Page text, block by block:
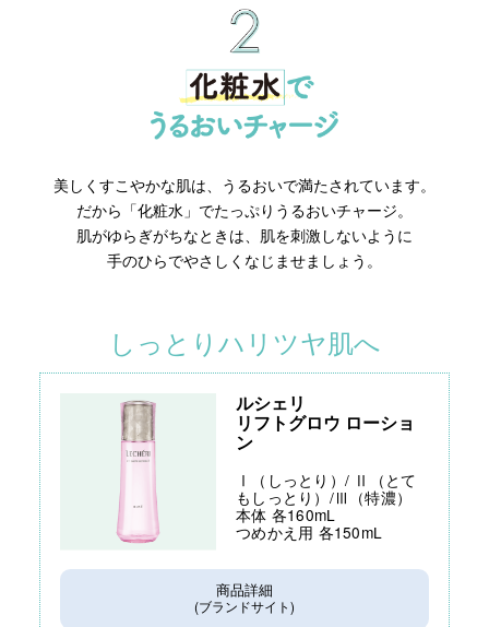
美しくすこやかな肌は、うるおいで満たされています。
だから「化粧水」でたっぷりうるおいチャージ。
肌がゆらぎがちなときは、肌を刺激しないように
手のひらでやさしくなじませましょう。
しっとりハリツヤ肌へ
ルシェリ
リフトグロウ ローショ
ン
Ⅰ（しっとり）/ Ⅱ（とて
もしっとり）/Ⅲ（特濃）
本体 各160mL
つめかえ用 各150mL
商品詳細
(ブランドサイト)